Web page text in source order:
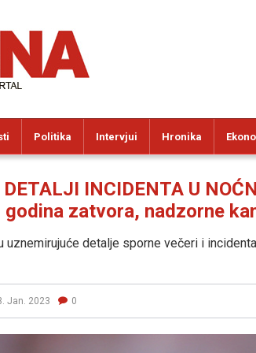
Politika Intervjui Hronika
INCIDENTA U
zatvora, nadzorne
uznemirujuće detalje sporne večeri i
Jan. 2023 0